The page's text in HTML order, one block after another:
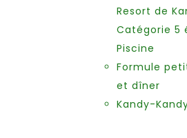
Resort de
Catégorie 5
Piscine
Formule
et dîner
Kandy-